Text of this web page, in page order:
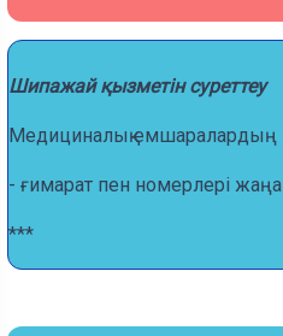
Шипажай қызметін суреттеу
Медициналық емшаралардың
- ғимарат пен номерлері жаңа
***